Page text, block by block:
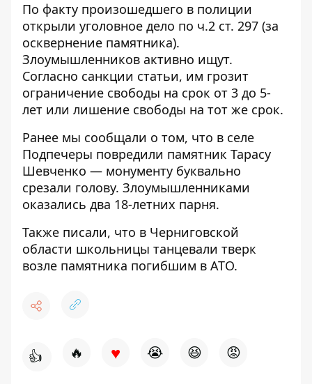
По факту произошедшего в полиции
открыли уголовное дело по ч.2 ст. 297 (за
осквернение памятника).
Злоумышленников активно ищут.
Согласно санкции статьи, им грозит
ограничение свободы на срок от 3 до 5-
лет или лишение свободы на тот же срок.
Ранее мы сообщали о том, что в селе
Подпечеры повредили памятник Тарасу
Шевченко — монументу буквально
срезали голову. Злоумышленниками
оказались два 18-летних парня.
Также писали, что в Черниговской
области школьницы танцевали тверк
возле памятника погибшим в АТО.
👍 🔥 ♥ 😭 😆 😡